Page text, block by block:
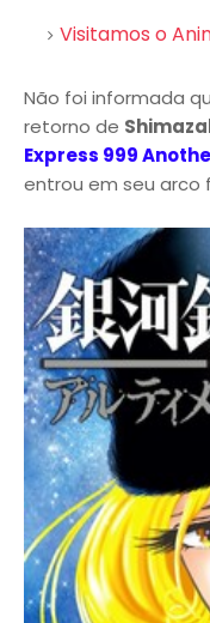
Visitamos o
Não foi informada
retorno de
Express 999
entrou em seu arco